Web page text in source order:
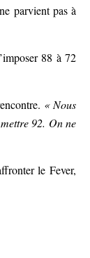
parvient pas à
88 à 72
« Nous
92. On ne
le Fever,